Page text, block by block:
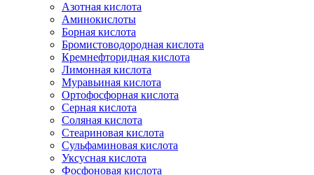
Азотная кислота
Аминокислоты
Борная кислота
Бромистоводородная кислота
Кремнефторидная кислота
Лимонная кислота
Муравьиная кислота
Ортофосфорная кислота
Серная кислота
Соляная кислота
Стеариновая кислота
Сульфаминовая кислота
Уксусная кислота
Фосфоновая кислота